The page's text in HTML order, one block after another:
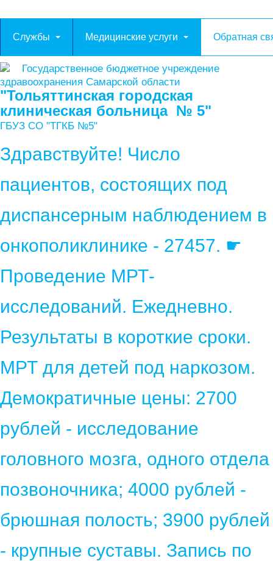
Службы Медицинские услуги Обратная
Государственное бюджетное учреждение
здравоохранения Самарской области
"Тольяттинская городская
клиническая больница № 5"
ГБУЗ СО "ТГКБ №5"
Здравствуйте! Число
пациентов, состоящих под
диспансерным наблюдением в
онкополиклинике - 27457. ☛
Проведение МРТ-
исследований. Ежедневно.
Результаты в короткие сроки.
МРТ для детей под наркозом.
Демократичные цены: 2700
рублей - исследование
головного мозга, одного отдела
позвоночника; 4000 рублей -
брюшная полость; 3900 рублей
- крупные суставы. Запись по